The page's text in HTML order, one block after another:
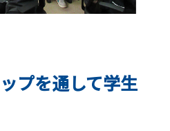
プを通して学生